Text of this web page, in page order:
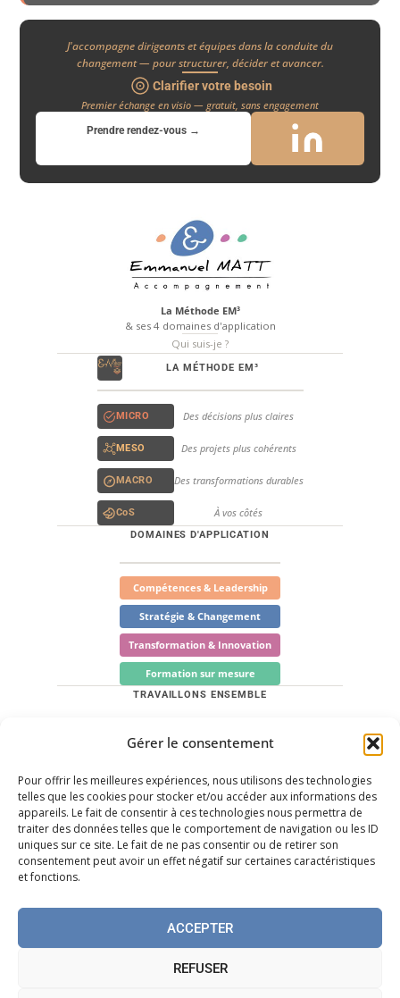
Gérer le consentement
Pour offrir les meilleures expériences, nous utilisons des technologies
telles que les cookies pour stocker et/ou accéder aux informations des
appareils. Le fait de consentir à ces technologies nous permettra de
traiter des données telles que le comportement de navigation ou les ID
uniques sur ce site. Le fait de ne pas consentir ou de retirer son
consentement peut avoir un effet négatif sur certaines caractéristiques
et fonctions.
ACCEPTER
REFUSER
J'accompagne dirigeants et équipes dans la conduite du
changement — pour structurer, décider et avancer.
Clarifier votre besoin
Premier échange en visio — gratuit, sans engagement
Prendre rendez-vous →
La Méthode EM³
& ses 4 domaines d'application
Qui suis-je ?
LA MÉTHODE EM³
MICRO Des décisions plus claires
MESO Des projets plus cohérents
MACRO Des transformations durables
CoS À vos côtés
DOMAINES D'APPLICATION
Compétences & Leadership
Stratégie & Changement
Transformation & Innovation
Formation sur mesure
TRAVAILLONS ENSEMBLE
Quels sont vos besoins ? Trouvons les solutions
Me contacter
Prendre rendez-vous
LinkedIn
© 2026 Emmanuel Matt Accompagnement — Tous droits
Politique de cookies